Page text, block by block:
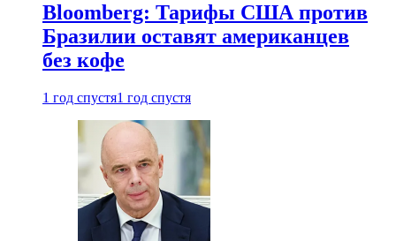
Bloomberg: Тарифы США против
Бразилии оставят американцев
без кофе
1 год спустя1 год спустя